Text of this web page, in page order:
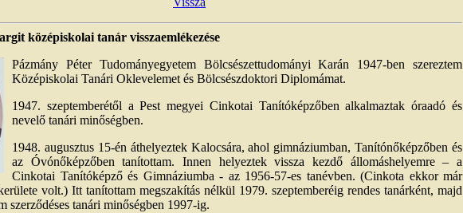
középiskolai tanár visszaemlékezése
Pázmány Péter Tudományegyetem Bölcsészettudományi Karán 1947-ben szereztem
Középiskolai Tanári Oklevelemet és Bölcsészdoktori Diplomámat.
1947. szeptemberétől a Pest megyei Cinkotai Tanítóképzőben alkalmaztak óraadó és
nevelő tanári minőségben.
1948. augusztus 15-én áthelyeztek Kalocsára, ahol gimnáziumban, Tanítónőképzőben és
az Óvónőképzőben tanítottam. Innen helyeztek vissza kezdő állomáshelyemre – a
Cinkotai Tanítóképző és Gimnáziumba - az 1956-57-es tanévben. (Cinkota ekkor már
volt.) Itt tanítottam megszakítás nélkül 1979. szeptemberéig rendes tanárként, majd
szerződéses tanári minőségben 1997-ig.